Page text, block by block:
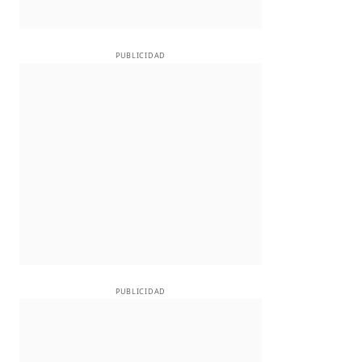
PUBLICIDAD
PUBLICIDAD